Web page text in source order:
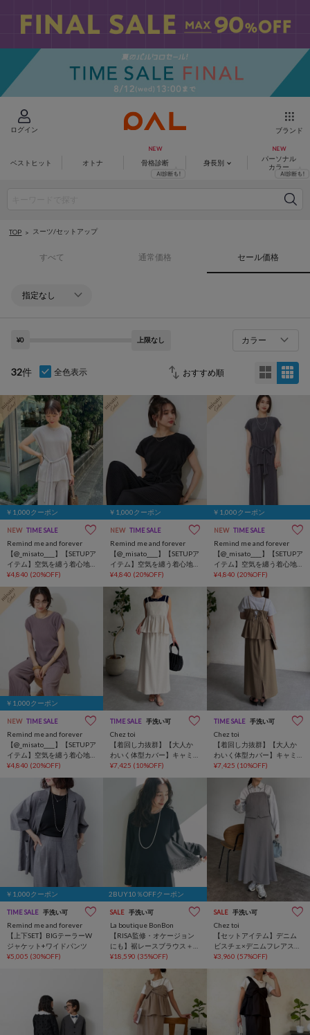
ログイン ブランド
ベストヒット オトナ 骨格診断 身長別
パーソナル
カラー
TOP スーツ/セットアップ
すべて 通常価格 セール価格
¥0 上限なし カラー
32件 全色表示
￥1,000クーポン
NEW TIME SALE
Remind me and forever
【@_misato____】【SETUPア
イテム】空気を纏う着心地
クリスタルプリーツチュニ
¥4,840 (20%OFF)
￥1,000クーポン
NEW TIME SALE
Remind me and forever
【@_misato____】【SETUPア
イテム】空気を纏う着心地
クリスタルプリーツチュニ
¥4,840 (20%OFF)
￥1,000クーポン
NEW TIME SALE
Remind me and forever
【@_misato____】【SETUPア
イテム】空気を纏う着心地
クリスタルプリーツチュニ
¥4,840 (20%OFF)
￥1,000クーポン
NEW TIME SALE
Remind me and forever
【@_misato____】【SETUPア
イテム】空気を纏う着心地
クリスタルプリーツチュニ
¥4,840 (20%OFF)
TIME SALE 手洗い可
Chez toi
【着回し力抜群】【大人か
わいく体型カバー】キャミ
ペプラム×タイトスカート
¥7,425 (10%OFF)
TIME SALE 手洗い可
Chez toi
【着回し力抜群】【大人か
わいく体型カバー】キャミ
ペプラム×タイトスカート
¥7,425 (10%OFF)
￥1,000クーポン
TIME SALE 手洗い可
Remind me and forever
【上下SET】BIGテーラーW
ジャケット+ワイドパンツ
¥5,005 (30%OFF)
2BUY10％OFFクーポン
SALE 手洗い可
La boutique BonBon
【RISA監修・オケージョン
にも】裾レースブラウス＋2
タックワイドパンツ
¥18,590 (35%OFF)
SALE 手洗い可
Chez toi
【セットアイテム】デニム
ビスチェ×デニムフレアスカ
ートSET
¥3,960 (57%OFF)